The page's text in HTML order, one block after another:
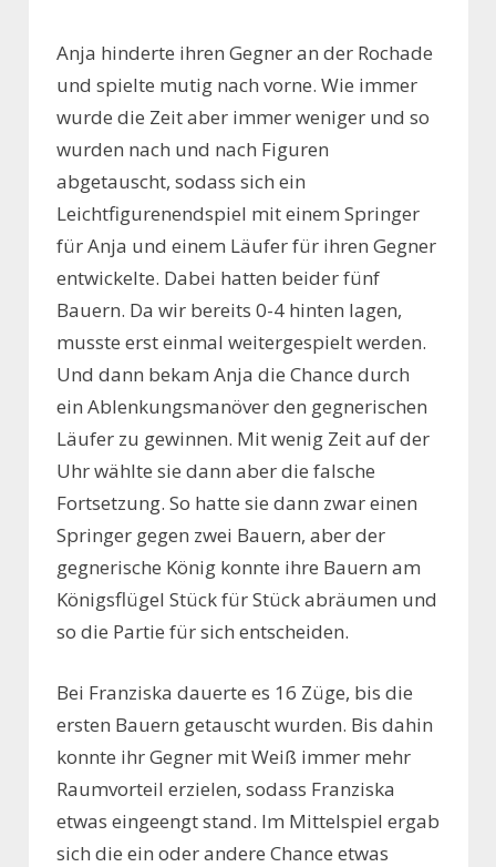
Anja hinderte ihren Gegner an der Rochade
und spielte mutig nach vorne. Wie immer
wurde die Zeit aber immer weniger und so
wurden nach und nach Figuren
abgetauscht, sodass sich ein
Leichtfigurenendspiel mit einem Springer
für Anja und einem Läufer für ihren Gegner
entwickelte. Dabei hatten beider fünf
Bauern. Da wir bereits 0-4 hinten lagen,
musste erst einmal weitergespielt werden.
Und dann bekam Anja die Chance durch
ein Ablenkungsmanöver den gegnerischen
Läufer zu gewinnen. Mit wenig Zeit auf der
Uhr wählte sie dann aber die falsche
Fortsetzung. So hatte sie dann zwar einen
Springer gegen zwei Bauern, aber der
gegnerische König konnte ihre Bauern am
Königsflügel Stück für Stück abräumen und
so die Partie für sich entscheiden.
Bei Franziska dauerte es 16 Züge, bis die
ersten Bauern getauscht wurden. Bis dahin
konnte ihr Gegner mit Weiß immer mehr
Raumvorteil erzielen, sodass Franziska
etwas eingeengt stand. Im Mittelspiel ergab
sich die ein oder andere Chance etwas